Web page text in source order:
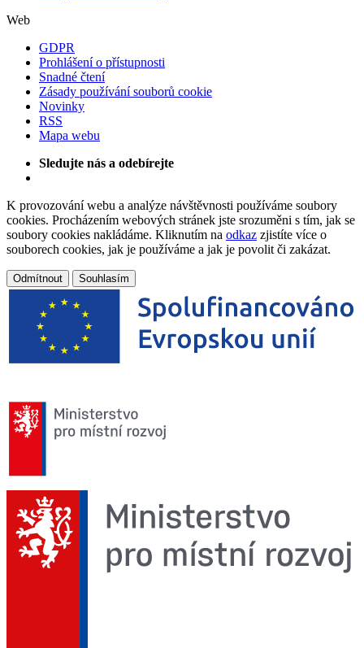
Web
GDPR
Prohlášení o přístupnosti
Snadné čtení
Zásady používání souborů cookie
Novinky
RSS
Mapa webu
Sledujte nás a odebírejte
K provozování webu a analýze návštěvnosti používáme soubory
cookies. Procházením webových stránek jste srozuměni s tím, jak se
soubory cookies nakládáme. Kliknutím na odkaz zjistíte více o
souborech cookies, jak je používáme a jak je povolit či zakázat.
Odmítnout Souhlasím